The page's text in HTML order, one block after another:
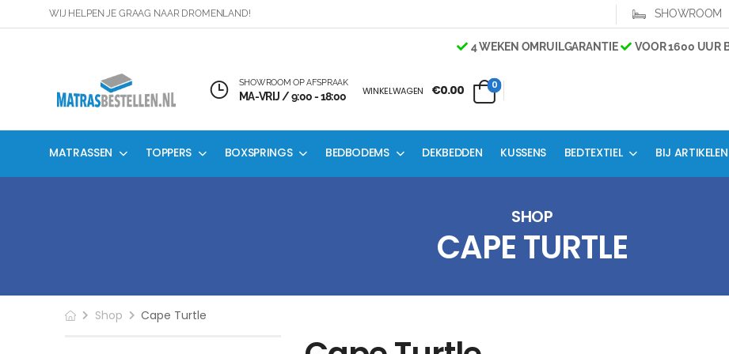
WIJ HELPEN JE GRAAG NAAR DROMENLAND! SHOWROOM
4 WEKEN OMRUILGARANTIE VOOR 1600 UUR
SHOWROOM OP AFSPRAAK
MA-VRIJ / 9:00 - 18:00 WINKELWAGEN €0.00 0
MATRASSEN TOPPERS BOXSPRINGS BEDBODEMS DEKBEDDEN KUSSENS BEDTEXTIEL BIJ ARTIKELEN
SHOP
CAPE TURTLE
Shop Cape Turtle